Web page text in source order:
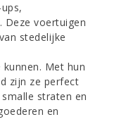
Deze voertuigen
stedelijke
Met hun
zijn ze perfect
straten en
en